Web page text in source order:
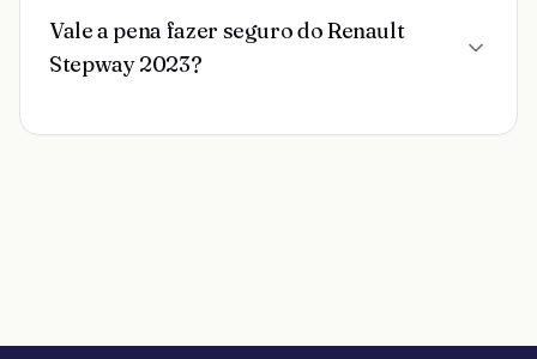
Vale a pena fazer seguro do Renault
Stepway 2023?